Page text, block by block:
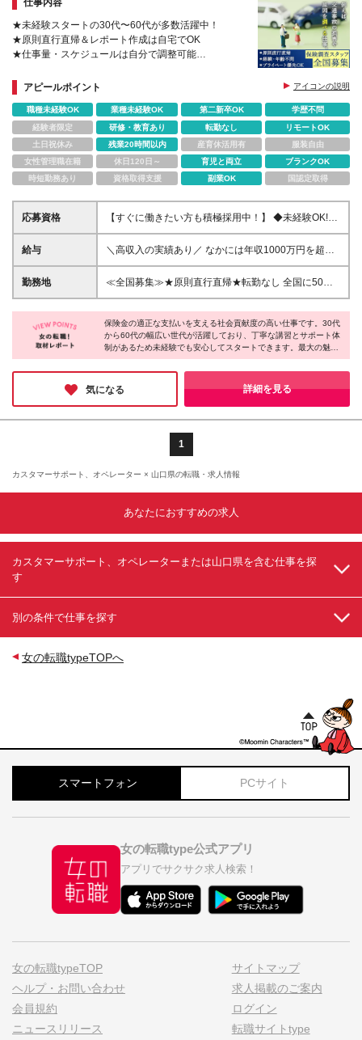
仕事内容
★未経験スタートの30代〜60代が多数活躍中！
★原則直行直帰＆レポート作成は自宅でOK
★仕事量・スケジュールは自分で調整可能
ートあり
アピールポイント アイコンの説明
職種未経験OK 業種未経験OK 第二新卒OK
学歴不問
経験者限定
研修・教育あり 転勤なし
リモートOK
土日祝休み
残業20時間以内 産育休活用有
服装自由
女性管理職在籍
休日120日～ 育児と両立
ブランクOK
時短勤務あり
資格取得支援 副業OK 国認定取得
応募資格
【すぐに働きたい方も積極採用中！】 ◆未経験OK!30
代～60代の女性が多数活躍中 ◆特別な知識や経験は
一切不問です! ◆学歴不問 ＼こんな方にピッタリです!
たい方 ★これまでの人生経験を活かして、新しい仕
事に挑戦したい方 ★頑張った分だけしっかり収入に
にじっくり耳を傾けるのが好きな方
給与
＼高収入の実績あり／ なかには年収1000万円を超え
る方もいらっしゃいます！ 【完全出来高報酬制】 ★
仕事に慣れるまで収入をサポート 1か月目：報酬が通
報酬の例＊＊＊ ・事故原因調査（4箇所確認）…1万
5000円～ ・有無責／不正請求疑義調査（自動車案
件）…2万円～ ・医療調査（1箇所確認）…1万7000
目安になります ※実際の報酬は、業務報酬に個々のス
キル・実績を加味したものになります
勤務地
≪全国募集≫★原則直行直帰★転勤なし 全国に50拠
点以上を展開していますので、現在お住まいの地域で
働けます。また、原則直行直帰で調査を行い、レポー
ト作成はご自宅にて行うことができるため、自分のペ
ースで働けます。 ※レポート提出や当社規定により最
寄りの拠点にご来社いただく必要があります ★拠点
一覧 ⇒https://www.sonpo-r.co.jp/corp-info/offices.html
※(変更の範囲)上記を除く当社関連勤務地
保険金の適正な支払いを支える社会貢献度の高い仕事です。30代
から60代の幅広い世代が活躍しており、丁寧な講習とサポート体
制があるため未経験でも安心してスタートできます。最大の魅力
は、原則直行直帰で働く時間や場所を自身でコントロールできる
自由度の高さ！家事との両立やセカンドキャリアの構築など、こ
れまでの人生経験を活かしながら全国どこでも自分らしく働きた
い方にピッタリです！
気になる 詳細を見る
1
カスタマーサポート、オペレーター × 山口県の転職・求人情報
あなたにおすすめの求人
カスタマーサポート、オペレーターまたは山口県を含む仕事を探
す
別の条件で仕事を探す
女の転職typeTOPへ
スマートフォン PCサイト
女の転職type公式アプリ
アプリでサクサク求人検索！
女の転職typeTOP
ヘルプ・お問い合わせ
会員規約
ニュースリリース
サイトマップ
求人掲載のご案内
ログイン
転職サイトtype